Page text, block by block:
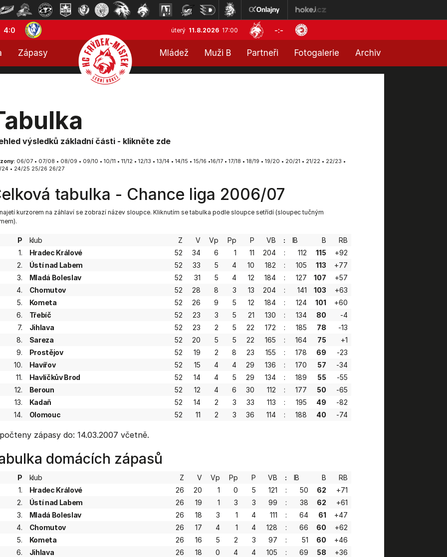
4:0 úterý 11.8.2026 17:00 -:-
Zápasy Mládež Muži B Partneři Fotogalerie Archiv
výsledků základní části - klikněte zde
06/07• 07/08 • 08/09 • 09/10 • 10/11 • 11/12 • 12/13 • 13/14 • 14/15 • 15/16 •16/17• 17/18 • 18/19 • 19/20 • 20/21 • 21/22 • 22/23 •
24 • 24/25 25/26 26/27
tabulka - Chance liga 2006/07
kurzorem na záhlaví se zobrazí název sloupce. Kliknutím se tabulka podle sloupce setřídí (sloupec tučným
P klub Z V Vp Pp P VB : IB B
RB
1.
Hradec Králové 52 34 6 1 11 204 : 112 115
+92
2.
Ústí nad Labem 52 33 5 4 10 182 : 105 113
+77
3.
Mladá Boleslav 52 31 5 4 12 184 : 127 107
+57
4.
Chomutov 52 28 8 3 13 204 : 141 103
+63
5.
Kometa 52 26 9 5 12 184 : 124 101
+60
6.
Třebíč 52 23 3 5 21 130 : 134 80
-4
7.
Jihlava 52 23 2 5 22 172 : 185 78
-13
8.
Sareza 52 20 5 5 22 165 : 164 75
+1
9.
Prostějov 52 19 2 8 23 155 : 178 69
-23
10.
Havířov 52 15 4 4 29 136 : 170 57
-34
11.
Havlíčkův Brod 52 14 4 5 29 134 : 189 55
-55
12.
Beroun 52 12 4 6 30 112 : 177 50
-65
13.
Kadaň 52 14 2 3 33 113 : 195 49
-82
14.
Olomouc 52 11 2 3 36 114 : 188 40 -74
zápasy do: 14.03.2007 včetně.
domácích zápasů
P klub Z V Vp Pp P VB : IB B
RB
1.
Hradec Králové 26 20 1 0 5 121 : 50 62
+71
2.
Ústí nad Labem 26 19 1 3 3 99 : 38 62
+61
3.
Mladá Boleslav 26 18 3 1 4 111 : 64 61
+47
4.
Chomutov 26 17 4 1 4 128 : 66 60
+62
5.
Kometa 26 16 5 2 3 97 : 51 60
+46
6.
Jihlava 26 18 0 4 4 105 : 69 58
+36